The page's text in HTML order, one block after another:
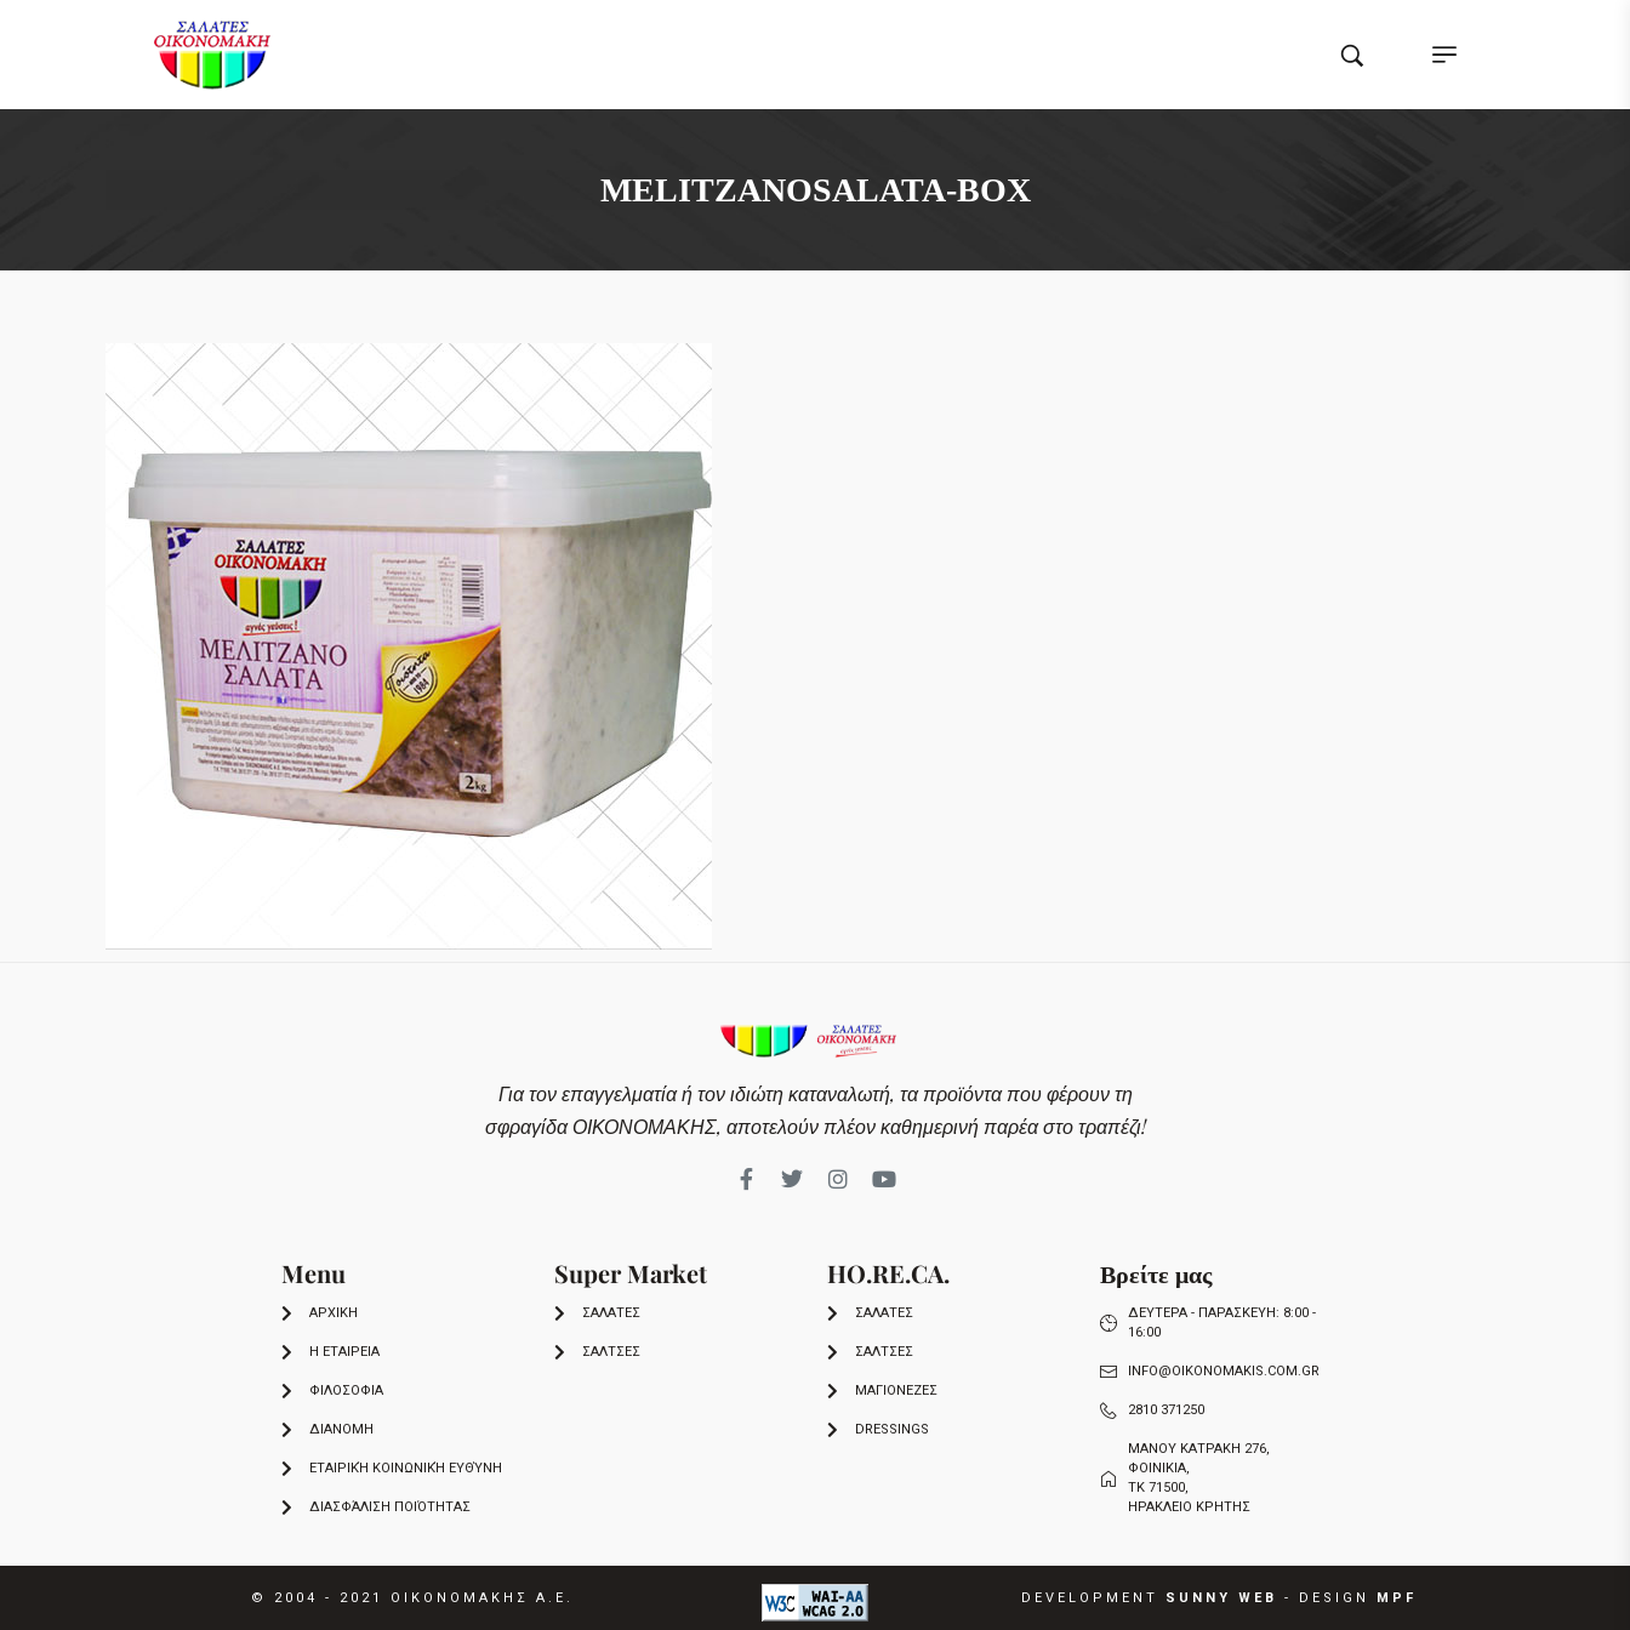
MELITZANOSALATA-BOX
Για τον επαγγελματία ή τον ιδιώτη καταναλωτή, τα προϊόντα που φέρουν τη
σφραγίδα ΟΙΚΟΝΟΜΑΚΗΣ, αποτελούν πλέον καθημερινή παρέα στο τραπέζι!
Menu
ΑΡΧΙΚΗ
Η ΕΤΑΙΡΕΙΑ
ΦΙΛΟΣΟΦΙΑ
ΔΙΑΝΟΜΗ
ΕΤΑΙΡΙΚΉ ΚΟΙΝΩΝΙΚΉ ΕΥΘΎΝΗ
ΔΙΑΣΦΆΛΙΣΗ ΠΟΙΌΤΗΤΑΣ
Super Market
ΣΑΛΑΤΕΣ
ΣΑΛΤΣΕΣ
HO.RE.CA.
ΣΑΛΑΤΕΣ
ΣΑΛΤΣΕΣ
ΜΑΓΙΟΝΕΖΕΣ
DRESSINGS
Βρείτε μας
ΔΕΥΤΕΡΑ - ΠΑΡΑΣΚΕΥΗ: 8:00 -
16:00
INFO@OIKONOMAKIS.COM.GR
2810 371250
ΜΑΝΟΥ ΚΑΤΡΑΚΗ 276,
ΦΟΙΝΙΚΙΑ,
ΤΚ 71500,
ΗΡΑΚΛΕΙΟ ΚΡΗΤΗΣ
© 2004 - 2021 ΟΙΚΟΝΟΜΑΚΗΣ Α.Ε. DEVELOPMENT SUNNY W E B - DESIGN MPF